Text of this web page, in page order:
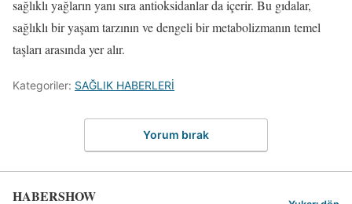
sağlıklı yağların yanı sıra antioksidanlar da içerir. Bu gıdalar,
sağlıklı bir yaşam tarzının ve dengeli bir metabolizmanın temel
taşları arasında yer alır.
Kategoriler: SAĞLIK HABERLERİ
Yorum bırak
HABERSHOW